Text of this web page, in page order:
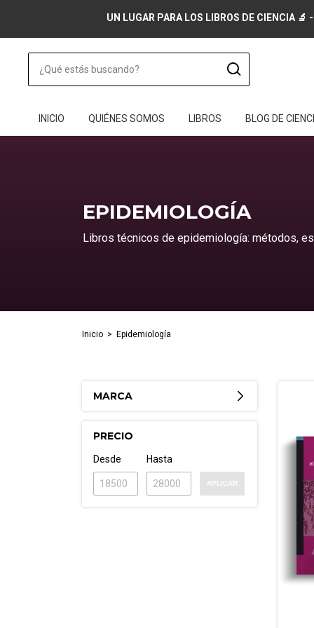
UN LUGAR PARA LOS LIBROS DE CIENCIA
INICIO QUIÉNES SOMOS LIBROS BLOG DE
EPIDEMIOLOGÍA
Libros técnicos de epidemiología: métodos,
Inicio > Epidemiología
MARCA
PRECIO
Desde Hasta
APLICAR